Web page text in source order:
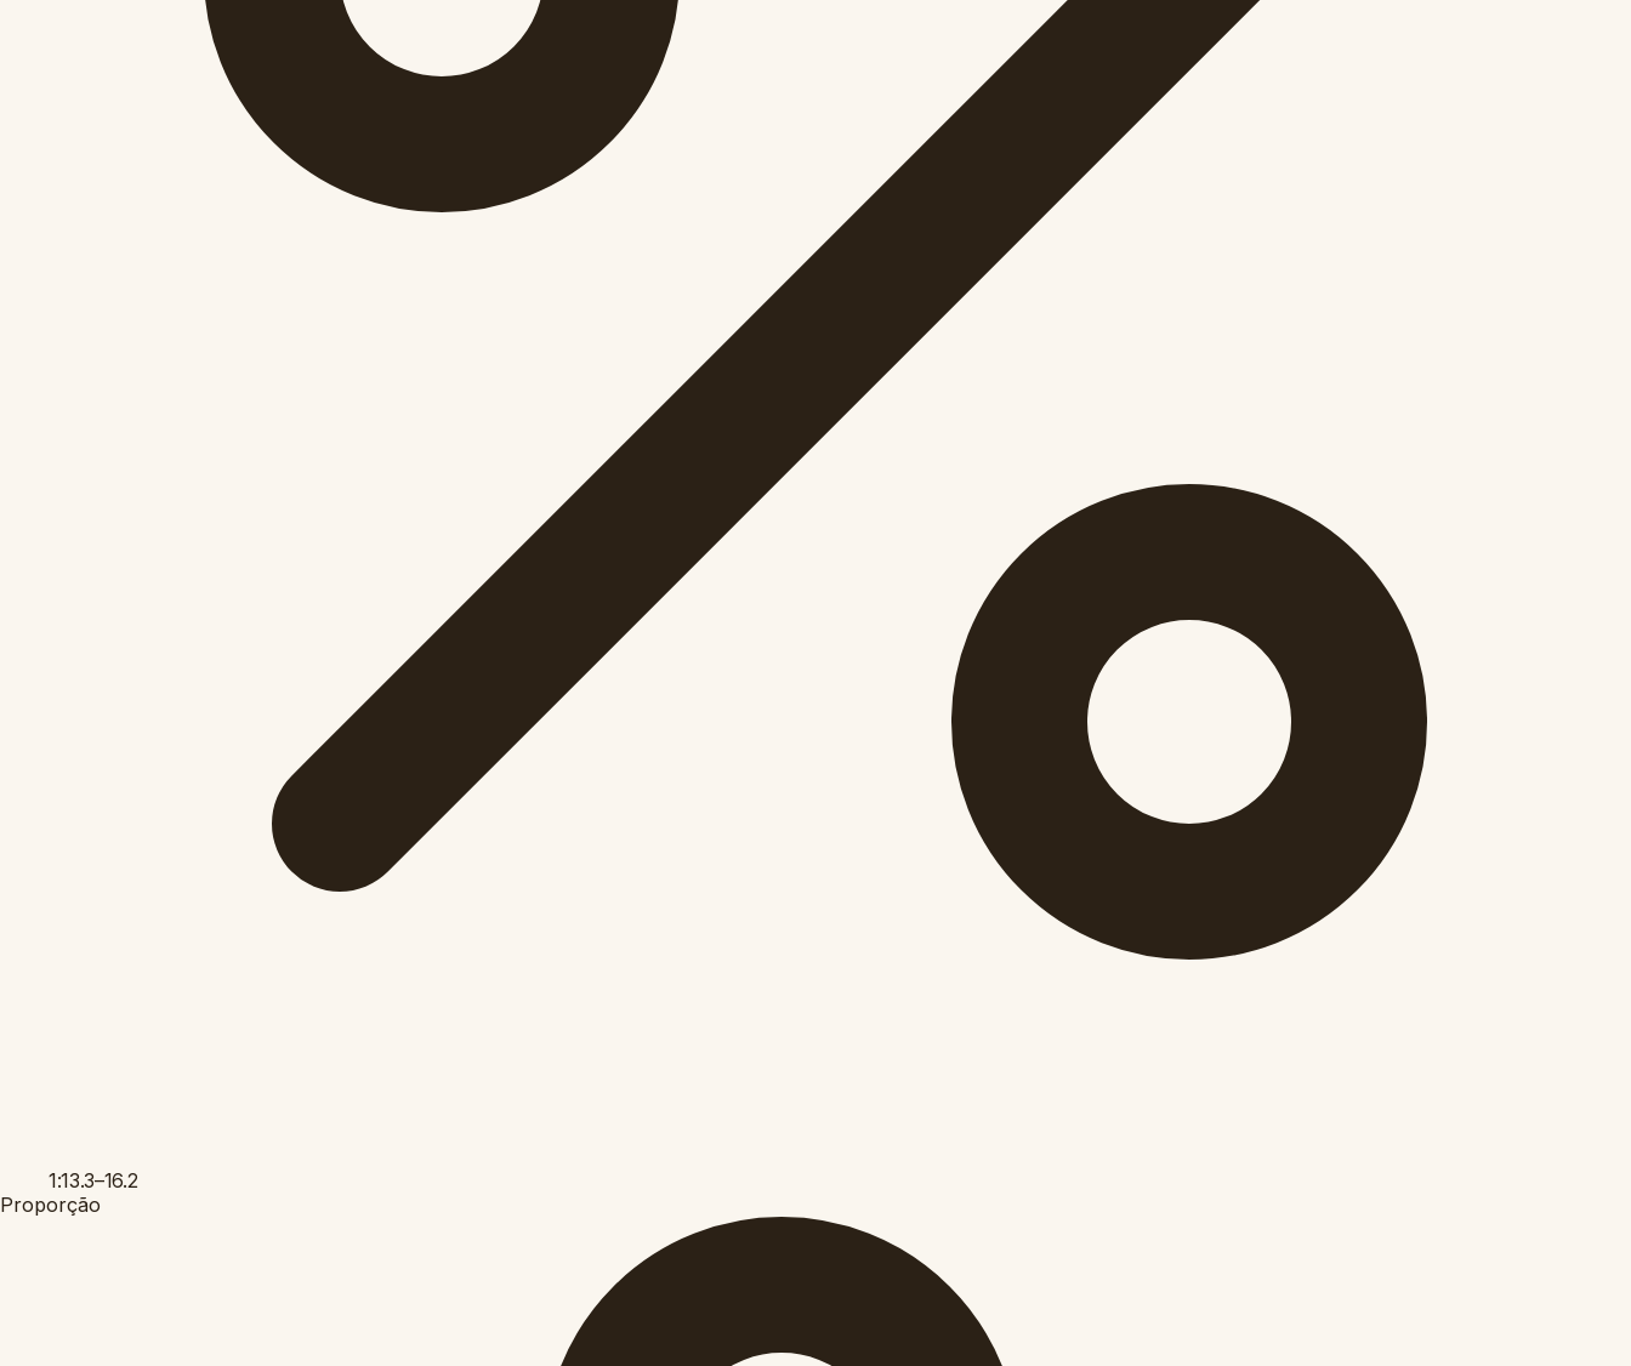
1:13.3–16.2
Proporção